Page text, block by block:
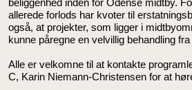
allerede forlods har kvoter til
også, at projekter, som ligger i
kunne påregne en velvillig behandling
Alle er velkomne til at kontakte
C, Karin Niemann-Christensen for at